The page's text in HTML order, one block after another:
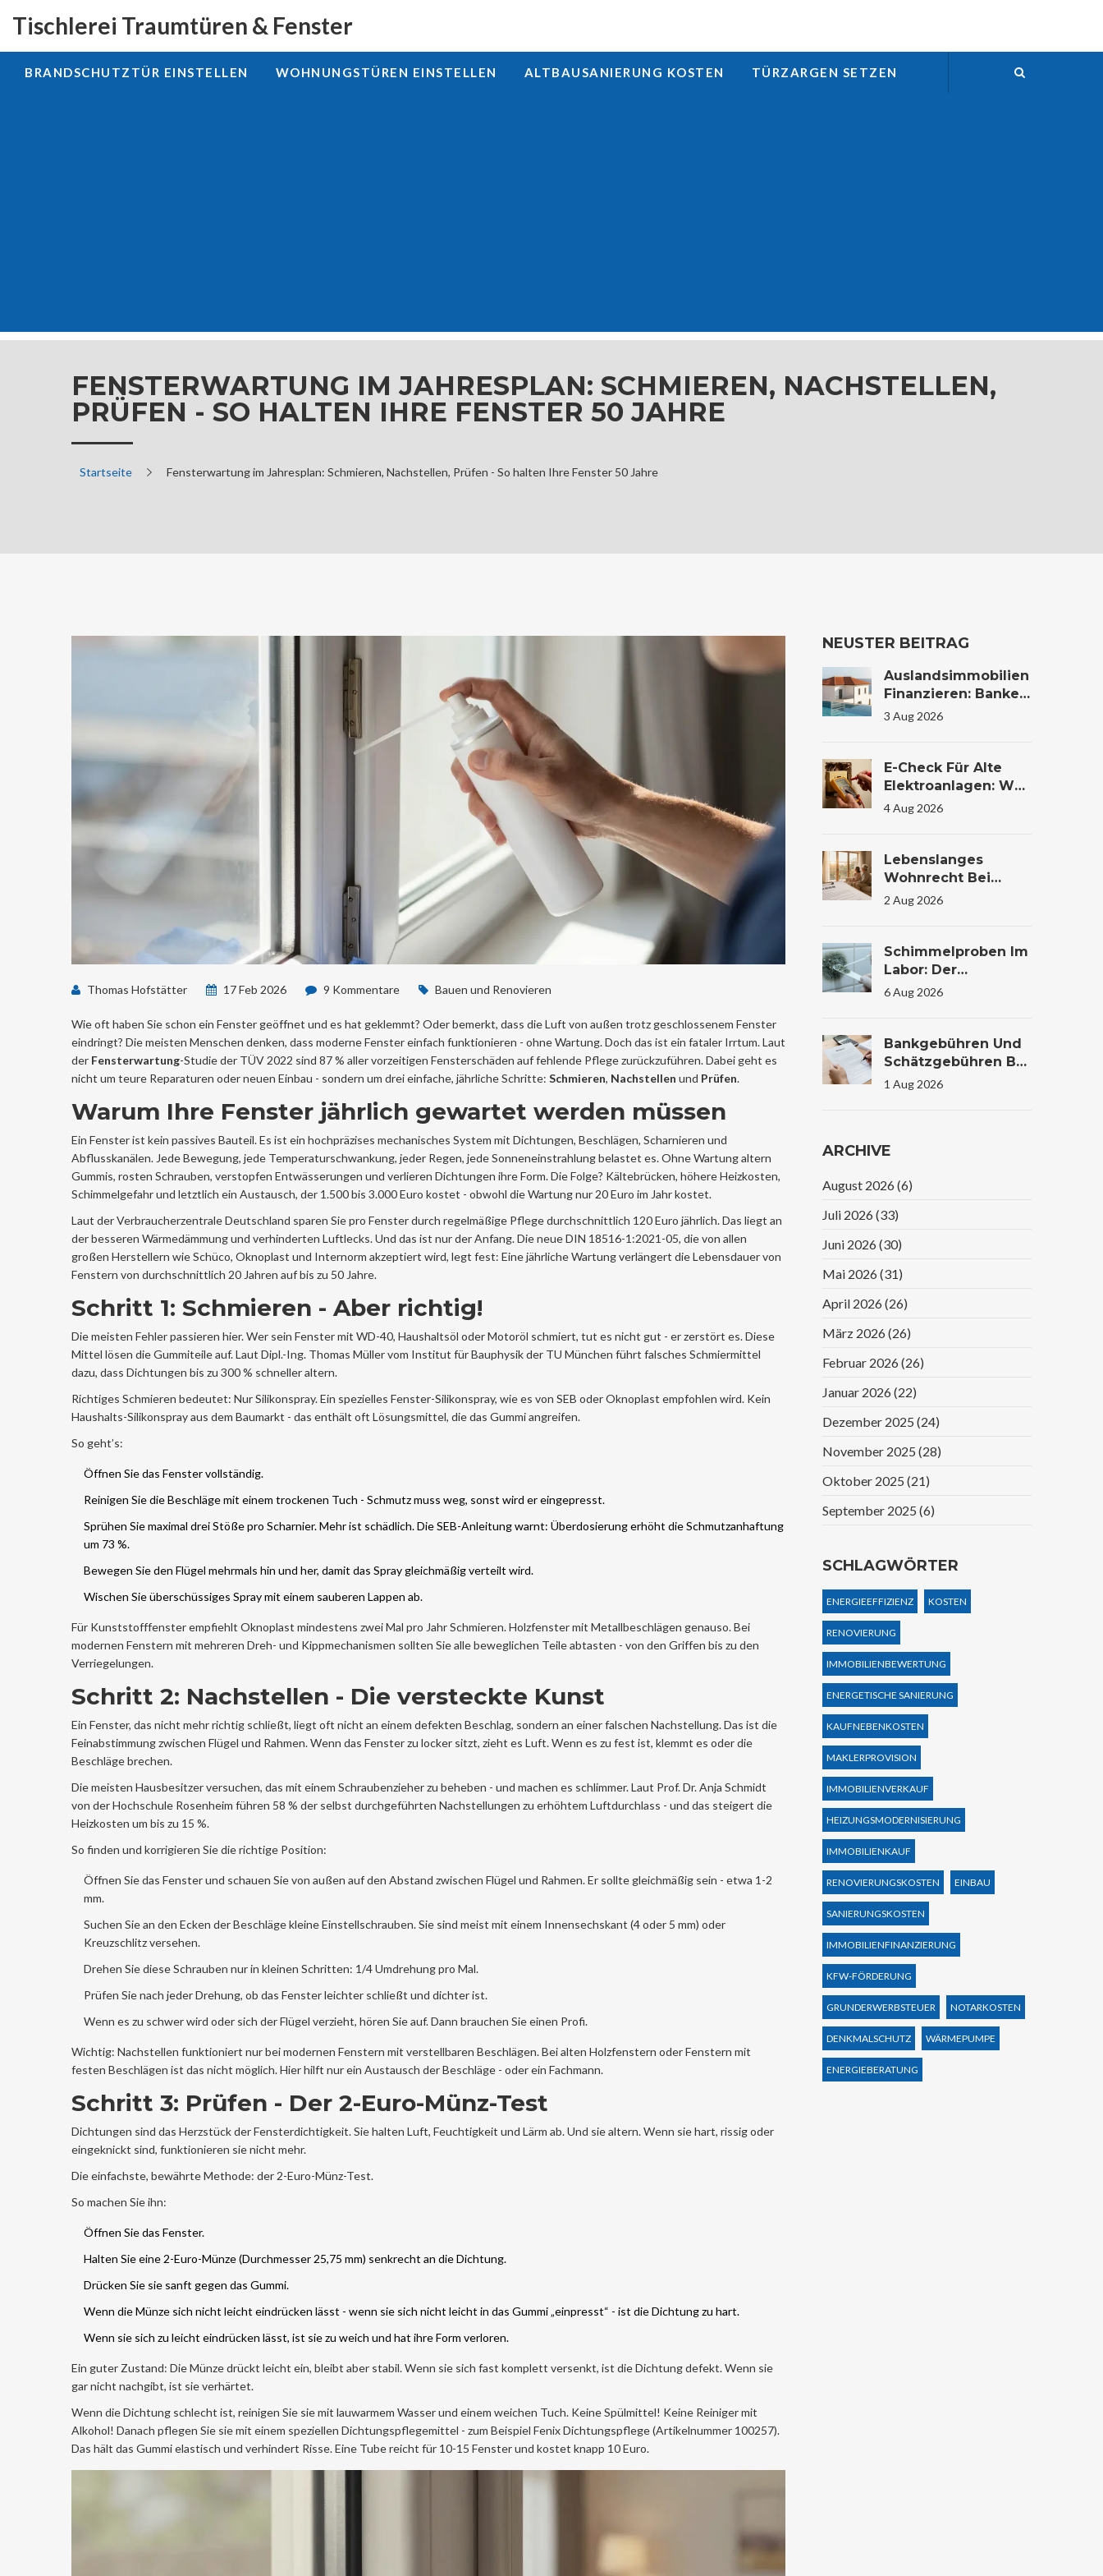
Tischlerei Traumtüren & Fenster
BRANDSCHUTZTÜR EINSTELLEN WOHNUNGSTÜREN EINSTELLEN ALTBAUSANIERUNG KOSTEN TÜRZARGEN SETZEN
FENSTERWARTUNG IM JAHRESPLAN: SCHMIEREN, NACHSTELLEN,
PRÜFEN - SO HALTEN IHRE FENSTER 50 JAHRE
Startseite Fensterwartung im Jahresplan: Schmieren, Nachstellen, Prüfen - So halten Ihre Fenster 50 Jahre
Thomas Hofstätter 17 Feb 2026 9 Kommentare Bauen und Renovieren
Wie oft haben Sie schon ein Fenster geöffnet und es hat geklemmt? Oder bemerkt, dass die Luft von außen trotz geschlossenem Fenster
eindringt? Die meisten Menschen denken, dass moderne Fenster einfach funktionieren - ohne Wartung. Doch das ist ein fataler Irrtum. Laut
der Fensterwartung-Studie der TÜV 2022 sind 87 % aller vorzeitigen Fensterschäden auf fehlende Pflege zurückzuführen. Dabei geht es
nicht um teure Reparaturen oder neuen Einbau - sondern um drei einfache, jährliche Schritte: Schmieren, Nachstellen und Prüfen.
Warum Ihre Fenster jährlich gewartet werden müssen
Ein Fenster ist kein passives Bauteil. Es ist ein hochpräzises mechanisches System mit Dichtungen, Beschlägen, Scharnieren und
Abflusskanälen. Jede Bewegung, jede Temperaturschwankung, jeder Regen, jede Sonneneinstrahlung belastet es. Ohne Wartung altern
Gummis, rosten Schrauben, verstopfen Entwässerungen und verlieren Dichtungen ihre Form. Die Folge? Kältebrücken, höhere Heizkosten,
Schimmelgefahr und letztlich ein Austausch, der 1.500 bis 3.000 Euro kostet - obwohl die Wartung nur 20 Euro im Jahr kostet.
Laut der Verbraucherzentrale Deutschland sparen Sie pro Fenster durch regelmäßige Pflege durchschnittlich 120 Euro jährlich. Das liegt an
der besseren Wärmedämmung und verhinderten Luftlecks. Und das ist nur der Anfang. Die neue DIN 18516-1:2021-05, die von allen
großen Herstellern wie Schüco, Oknoplast und Internorm akzeptiert wird, legt fest: Eine jährliche Wartung verlängert die Lebensdauer von
Fenstern von durchschnittlich 20 Jahren auf bis zu 50 Jahre.
Schritt 1: Schmieren - Aber richtig!
Die meisten Fehler passieren hier. Wer sein Fenster mit WD-40, Haushaltsöl oder Motoröl schmiert, tut es nicht gut - er zerstört es. Diese
Mittel lösen die Gummiteile auf. Laut Dipl.-Ing. Thomas Müller vom Institut für Bauphysik der TU München führt falsches Schmiermittel
dazu, dass Dichtungen bis zu 300 % schneller altern.
Richtiges Schmieren bedeutet: Nur Silikonspray. Ein spezielles Fenster-Silikonspray, wie es von SEB oder Oknoplast empfohlen wird. Kein
Haushalts-Silikonspray aus dem Baumarkt - das enthält oft Lösungsmittel, die das Gummi angreifen.
So geht’s:
Öffnen Sie das Fenster vollständig.
Reinigen Sie die Beschläge mit einem trockenen Tuch - Schmutz muss weg, sonst wird er eingepresst.
Sprühen Sie maximal drei Stöße pro Scharnier. Mehr ist schädlich. Die SEB-Anleitung warnt: Überdosierung erhöht die Schmutzanhaftung
um 73 %.
Bewegen Sie den Flügel mehrmals hin und her, damit das Spray gleichmäßig verteilt wird.
Wischen Sie überschüssiges Spray mit einem sauberen Lappen ab.
Für Kunststofffenster empfiehlt Oknoplast mindestens zwei Mal pro Jahr Schmieren. Holzfenster mit Metallbeschlägen genauso. Bei
modernen Fenstern mit mehreren Dreh- und Kippmechanismen sollten Sie alle beweglichen Teile abtasten - von den Griffen bis zu den
Verriegelungen.
Schritt 2: Nachstellen - Die versteckte Kunst
Ein Fenster, das nicht mehr richtig schließt, liegt oft nicht an einem defekten Beschlag, sondern an einer falschen Nachstellung. Das ist die
Feinabstimmung zwischen Flügel und Rahmen. Wenn das Fenster zu locker sitzt, zieht es Luft. Wenn es zu fest ist, klemmt es oder die
Beschläge brechen.
Die meisten Hausbesitzer versuchen, das mit einem Schraubenzieher zu beheben - und machen es schlimmer. Laut Prof. Dr. Anja Schmidt
von der Hochschule Rosenheim führen 58 % der selbst durchgeführten Nachstellungen zu erhöhtem Luftdurchlass - und das steigert die
Heizkosten um bis zu 15 %.
So finden und korrigieren Sie die richtige Position:
Öffnen Sie das Fenster und schauen Sie von außen auf den Abstand zwischen Flügel und Rahmen. Er sollte gleichmäßig sein - etwa 1-2
mm.
Suchen Sie an den Ecken der Beschläge kleine Einstellschrauben. Sie sind meist mit einem Innensechskant (4 oder 5 mm) oder
Kreuzschlitz versehen.
Drehen Sie diese Schrauben nur in kleinen Schritten: 1/4 Umdrehung pro Mal.
Prüfen Sie nach jeder Drehung, ob das Fenster leichter schließt und dichter ist.
Wenn es zu schwer wird oder sich der Flügel verzieht, hören Sie auf. Dann brauchen Sie einen Profi.
Wichtig: Nachstellen funktioniert nur bei modernen Fenstern mit verstellbaren Beschlägen. Bei alten Holzfenstern oder Fenstern mit
festen Beschlägen ist das nicht möglich. Hier hilft nur ein Austausch der Beschläge - oder ein Fachmann.
Schritt 3: Prüfen - Der 2-Euro-Münz-Test
Dichtungen sind das Herzstück der Fensterdichtigkeit. Sie halten Luft, Feuchtigkeit und Lärm ab. Und sie altern. Wenn sie hart, rissig oder
eingeknickt sind, funktionieren sie nicht mehr.
Die einfachste, bewährte Methode: der 2-Euro-Münz-Test.
So machen Sie ihn:
Öffnen Sie das Fenster.
Halten Sie eine 2-Euro-Münze (Durchmesser 25,75 mm) senkrecht an die Dichtung.
Drücken Sie sie sanft gegen das Gummi.
Wenn die Münze sich nicht leicht eindrücken lässt - wenn sie sich nicht leicht in das Gummi „einpresst“ - ist die Dichtung zu hart.
Wenn sie sich zu leicht eindrücken lässt, ist sie zu weich und hat ihre Form verloren.
Ein guter Zustand: Die Münze drückt leicht ein, bleibt aber stabil. Wenn sie sich fast komplett versenkt, ist die Dichtung defekt. Wenn sie
gar nicht nachgibt, ist sie verhärtet.
Wenn die Dichtung schlecht ist, reinigen Sie sie mit lauwarmem Wasser und einem weichen Tuch. Keine Spülmittel! Keine Reiniger mit
Alkohol! Danach pflegen Sie sie mit einem speziellen Dichtungspflegemittel - zum Beispiel Fenix Dichtungspflege (Artikelnummer 100257).
Das hält das Gummi elastisch und verhindert Risse. Eine Tube reicht für 10-15 Fenster und kostet knapp 10 Euro.
NEUSTER BEITRAG
Auslandsimmobilien
Finanzieren: Banken,
Zinsen Und
3 Aug 2026
E-Check Für Alte
Elektroanlagen: Was
Die Prüfung Im
Sie Lebensrettend
Sein Kann
4 Aug 2026
Lebenslanges
Wohnrecht Bei
Immobilienübertrag
2 Aug 2026
Schimmelproben Im
Labor: Der
Komplette Guide Zu
6 Aug 2026
Bankgebühren Und
Schätzgebühren Bei
Immobilienfinanzier
1 Aug 2026
ARCHIVE
August 2026 (6)
Juli 2026 (33)
Juni 2026 (30)
Mai 2026 (31)
April 2026 (26)
März 2026 (26)
Februar 2026 (26)
Januar 2026 (22)
Dezember 2025 (24)
November 2025 (28)
Oktober 2025 (21)
September 2025 (6)
SCHLAGWÖRTER
ENERGIEEFFIZIENZ KOSTEN
RENOVIERUNG
IMMOBILIENBEWERTUNG
ENERGETISCHE SANIERUNG
KAUFNEBENKOSTEN
MAKLERPROVISION
IMMOBILIENVERKAUF
HEIZUNGSMODERNISIERUNG
IMMOBILIENKAUF
RENOVIERUNGSKOSTEN EINBAU
SANIERUNGSKOSTEN
IMMOBILIENFINANZIERUNG
KFW-FÖRDERUNG
GRUNDERWERBSTEUER NOTARKOSTEN
DENKMALSCHUTZ WÄRMEPUMPE
ENERGIEBERATUNG